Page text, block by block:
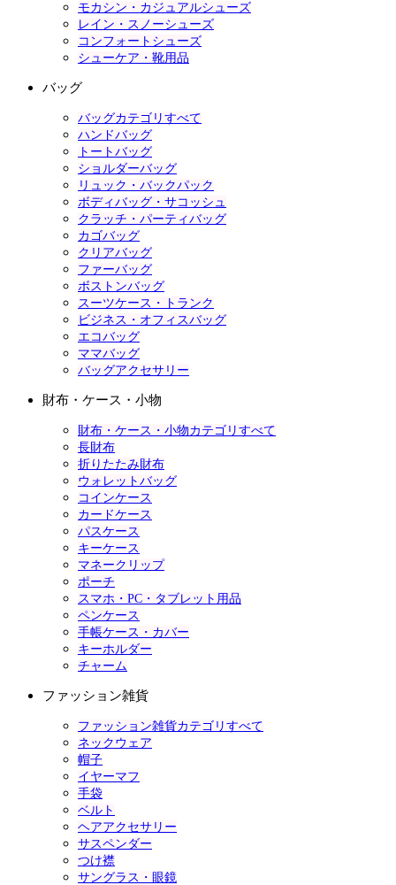
モカシン・カジュアルシューズ
レイン・スノーシューズ
コンフォートシューズ
シューケア・靴用品
バッグ
バッグカテゴリすべて
ハンドバッグ
トートバッグ
ショルダーバッグ
リュック・バックパック
ボディバッグ・サコッシュ
クラッチ・パーティバッグ
カゴバッグ
クリアバッグ
ファーバッグ
ボストンバッグ
スーツケース・トランク
ビジネス・オフィスバッグ
エコバッグ
ママバッグ
バッグアクセサリー
財布・ケース・小物
財布・ケース・小物カテゴリすべて
長財布
折りたたみ財布
ウォレットバッグ
コインケース
カードケース
パスケース
キーケース
マネークリップ
ポーチ
スマホ・PC・タブレット用品
ペンケース
手帳ケース・カバー
キーホルダー
チャーム
ファッション雑貨
ファッション雑貨カテゴリすべて
ネックウェア
帽子
イヤーマフ
手袋
ベルト
ヘアアクセサリー
サスペンダー
つけ襟
サングラス・眼鏡